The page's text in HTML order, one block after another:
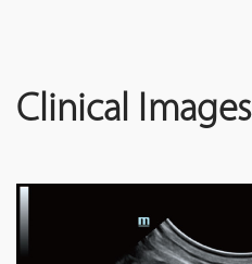
Clinical Images